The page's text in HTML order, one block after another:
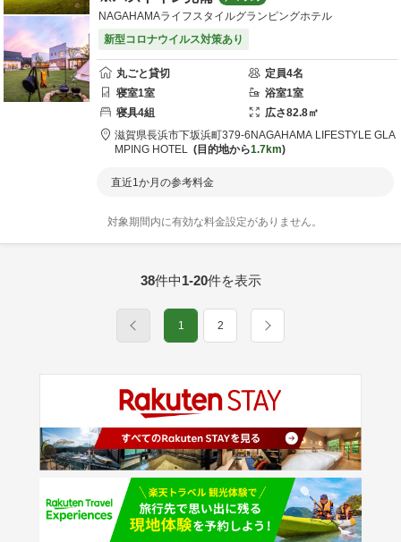
NAGAHAMAライフスタイルグランピングホテル
新型コロナウイルス対策あり
丸ごと貸切 定員4名
寝室1室 浴室1室
寝具4組 広さ82.8㎡
滋賀県長浜市下坂浜町379-6 NAGAHAMA LIFESTYLE GLA
MPING HOTEL
目的地から1.7km
直近1か月の参考料金
対象期間内に有効な料金設定がありません。
38件中1-20件を表示
1 2